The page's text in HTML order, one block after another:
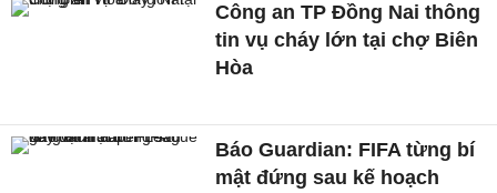
Công an TP Đồng Nai thông
tin vụ cháy lớn tại chợ Biên
Hòa
Báo Guardian: FIFA từng bí
mật đứng sau kế hoạch